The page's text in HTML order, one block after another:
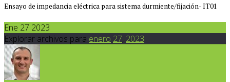
Ensayo de impedancia eléctrica para sistema durmiente/fijación- IT01
Ene 27 2023
Explorar archivos para enero 27, 2023